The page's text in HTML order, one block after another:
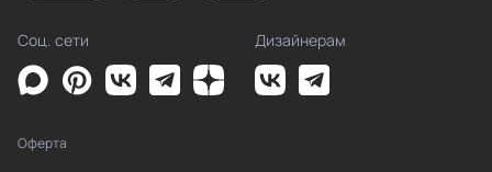
Соц. сети Дизайнерам
Оферта